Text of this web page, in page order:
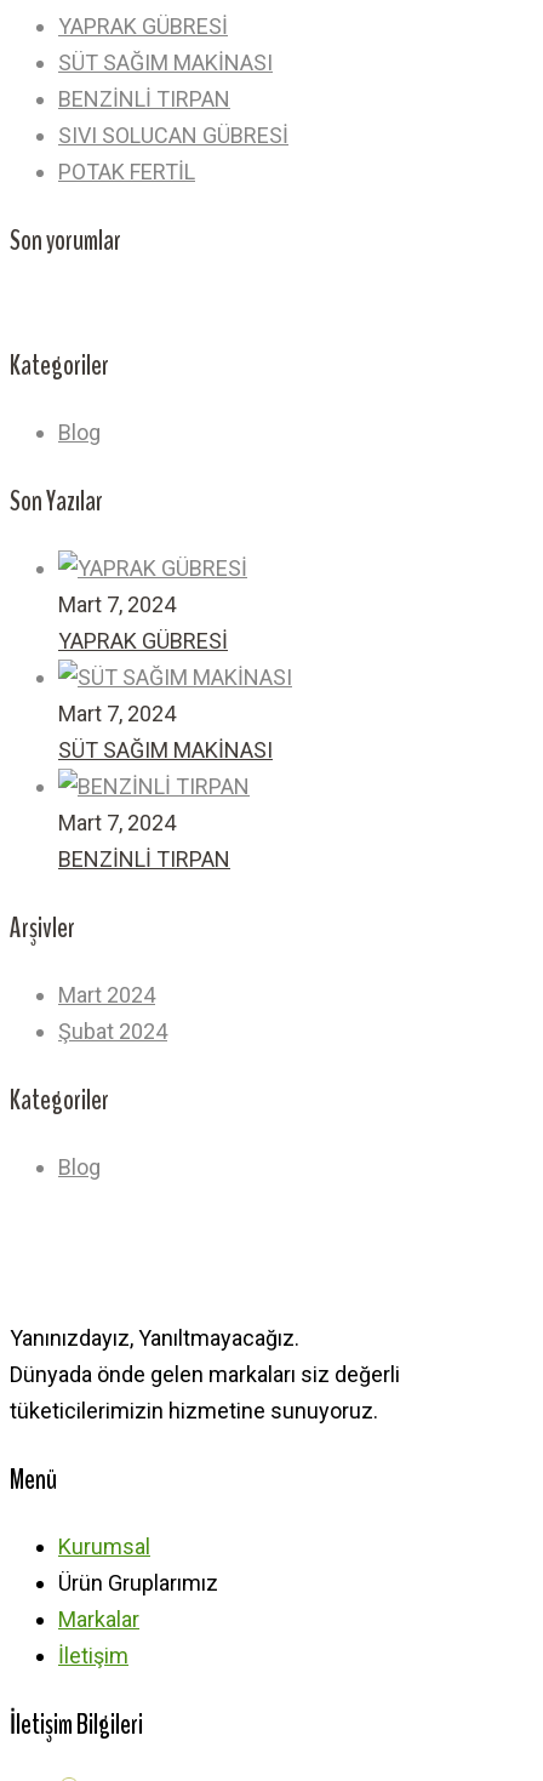
YAPRAK GÜBRESİ
SÜT SAĞIM MAKİNASI
BENZİNLİ TIRPAN
SIVI SOLUCAN GÜBRESİ
POTAK FERTİL
Son yorumlar
Kategoriler
Blog
Son Yazılar
Mart 7, 2024
YAPRAK GÜBRESİ
Mart 7, 2024
SÜT SAĞIM MAKİNASI
Mart 7, 2024
BENZİNLİ TIRPAN
Arşivler
Mart 2024
Şubat 2024
Kategoriler
Blog
Yanınızdayız, Yanıltmayacağız.
Dünyada önde gelen markaları siz değerli
tüketicilerimizin hizmetine sunuyoruz.
Menü
Kurumsal
Ürün Gruplarımız
Markalar
İletişim
İletişim Bilgileri